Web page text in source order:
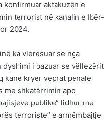
konfirmuar aktakuzën e
terrorist në kanalin e Ibër-
2024.
ka vlerësuar se nga
dyshimi i bazuar se vëllezërit
kanë kryer veprat penale
me shkatërrimin apo
publike” lidhur me
terroriste” e armëmbajtje